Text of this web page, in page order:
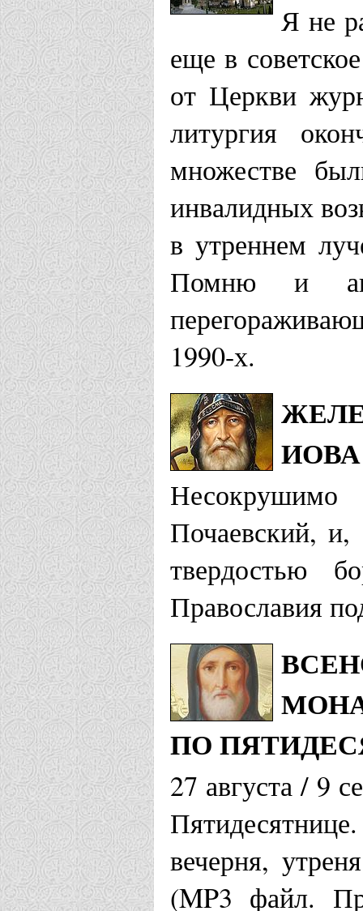
Я не
еще в
от Церкви
литургия
множестве
инвалидных
в утреннем
Помню и
1990-х.
Почаевский,
твердостью
Православия
ПО
27 августа / 9
вечерня,
(MP3 файл.